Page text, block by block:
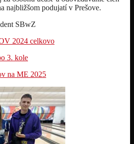
najbližšom podujatí v Prešove.
SBwZ
2024 celkovo
3. kole
na ME 2025